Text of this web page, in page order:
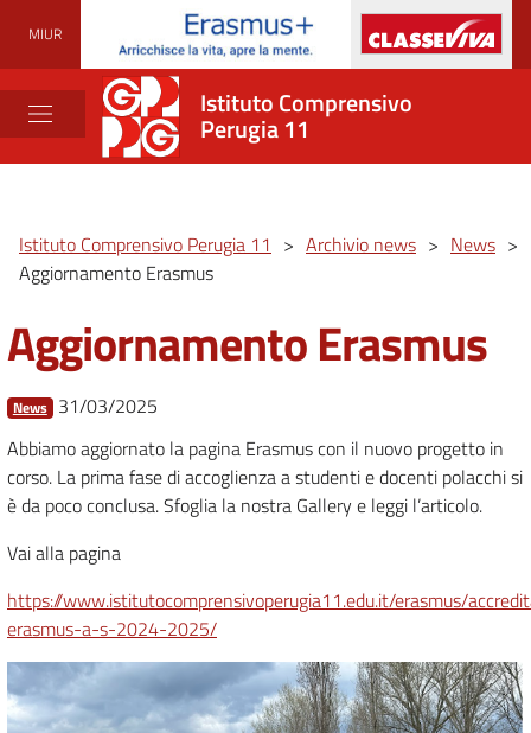
MIUR
Istituto Comprensivo
Perugia 11
Istituto Comprensivo Perugia 11 > Archivio news > News >
Aggiornamento Erasmus
Aggiornamento Erasmus
News 31/03/2025
Abbiamo aggiornato la pagina Erasmus con il nuovo progetto in
corso. La prima fase di accoglienza a studenti e docenti polacchi si
è da poco conclusa. Sfoglia la nostra Gallery e leggi l’articolo.
Vai alla pagina
https://www.istitutocomprensivoperugia11.edu.it/erasmus/
erasmus-a-s-2024-2025/